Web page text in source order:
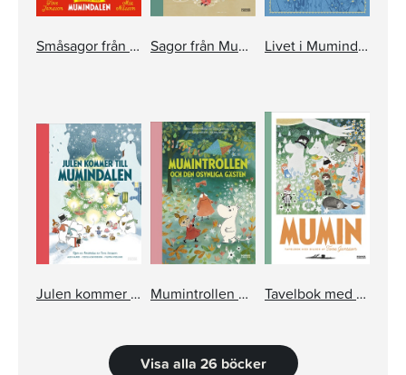
Småsagor från Mumindalen. Sov mina ungar Sagor från Mumindalen Livet i Mumindalen
Julen kommer till Mumindalen Mumintrollen och den osynliga gästen Tavelbok med bilder av Tove Jansson
Visa alla 26 böcker